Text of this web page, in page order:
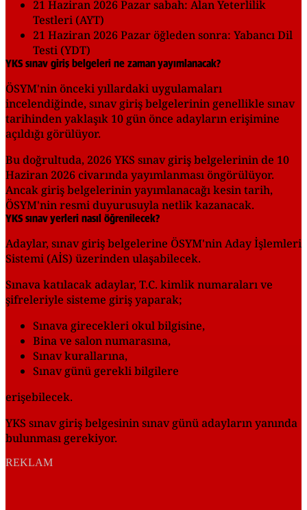
21 Haziran 2026 Pazar sabah: Alan Yeterlilik
Testleri (AYT)
21 Haziran 2026 Pazar öğleden sonra: Yabancı Dil
Testi (YDT)
YKS sınav giriş belgeleri ne zaman yayımlanacak?
ÖSYM'nin önceki yıllardaki uygulamaları
incelendiğinde, sınav giriş belgelerinin genellikle sınav
tarihinden yaklaşık 10 gün önce adayların erişimine
açıldığı görülüyor.
Bu doğrultuda, 2026 YKS sınav giriş belgelerinin de 10
Haziran 2026 civarında yayımlanması öngörülüyor.
Ancak giriş belgelerinin yayımlanacağı kesin tarih,
ÖSYM'nin resmi duyurusuyla netlik kazanacak.
YKS sınav yerleri nasıl öğrenilecek?
Adaylar, sınav giriş belgelerine ÖSYM'nin Aday İşlemleri
Sistemi (AİS) üzerinden ulaşabilecek.
Sınava katılacak adaylar, T.C. kimlik numaraları ve
şifreleriyle sisteme giriş yaparak;
Sınava girecekleri okul bilgisine,
Bina ve salon numarasına,
Sınav kurallarına,
Sınav günü gerekli bilgilere
erişebilecek.
YKS sınav giriş belgesinin sınav günü adayların yanında
bulunması gerekiyor.
REKLAM